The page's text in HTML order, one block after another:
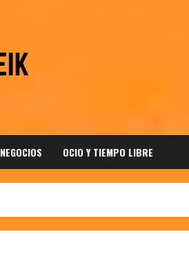
NEGOCIOS OCIO Y TIEMPO LIBRE